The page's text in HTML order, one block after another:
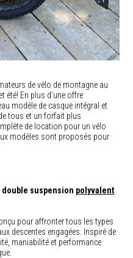
de vélo de montagne au
été! En plus d’une offre
modèle de casque intégral et
tous et un forfait plus
de location pour un vélo
modèles sont proposés pour
double suspension polyvalent
pour affronter tous les types
descentes engagées. Inspiré de
maniabilité et performance